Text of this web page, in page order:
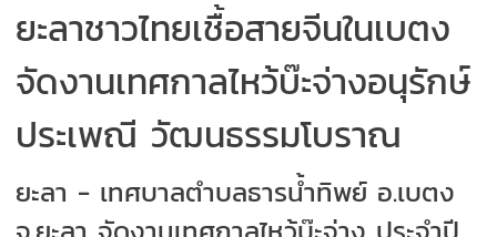
ยะลาชาวไทยเชื้อสายจีนในเบตง
จัดงานเทศกาลไหว้บ๊ะจ่างอนุรักษ์
ประเพณี วัฒนธรรมโบราณ
ยะลา - เทศบาลตำบลธารน้ำทิพย์ อ.เบตง